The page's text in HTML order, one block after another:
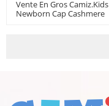
Vente En Gros Camiz.kids
Newborn Cap Cashmere